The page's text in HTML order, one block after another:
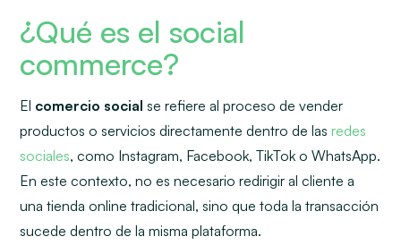
¿Qué es el social
commerce?
El comercio social se refiere al proceso de vender
productos o servicios directamente dentro de lasredes
sociales, como Instagram, Facebook, TikTok o WhatsApp.
En este contexto, no es necesario redirigir al cliente a
una tienda online tradicional, sino que toda la transacción
sucede dentro de la misma plataforma.